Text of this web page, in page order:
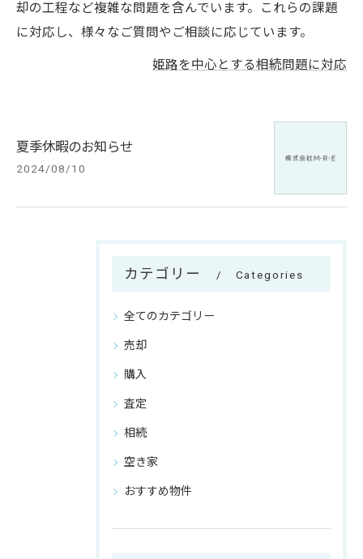
却の工程など複雑な問題を含んでいます。これらの課題
に対応し、様々なご質問やご相談に応じています。
姫路を中心とする相続問題に対応
夏季休暇のお知らせ
2024/08/10
カテゴリー Categories
全てのカテゴリー
売却
購入
査定
相続
空き家
おすすめ物件